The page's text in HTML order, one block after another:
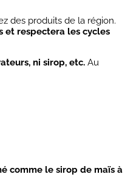
des produits de la région.
et respectera les cycles
ni sirop, etc. Au
comme le sirop de maïs à